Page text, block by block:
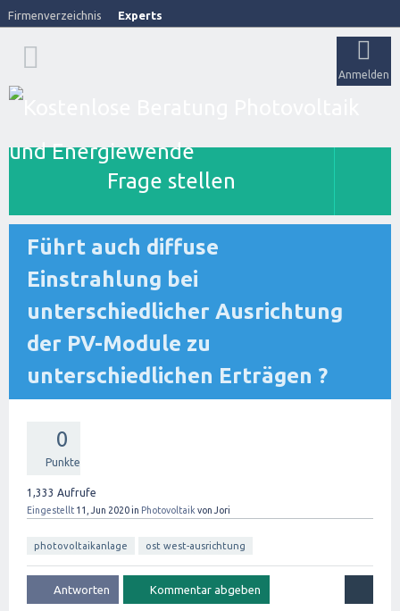
Firmenverzeichnis Experts
Anmelden
Frage stellen
Führt auch diffuse
Einstrahlung bei
unterschiedlicher Ausrichtung
der PV-Module zu
unterschiedlichen Erträgen ?
0
Punkte
1,333 Aufrufe
Eingestellt 11, Jun 2020in Photovoltaik von Jori
photovoltaikanlage ost west-ausrichtung